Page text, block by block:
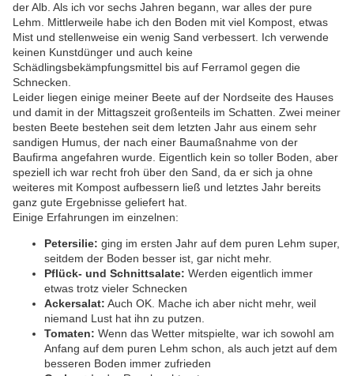
der Alb. Als ich vor sechs Jahren begann, war alles der pure
Lehm. Mittlerweile habe ich den Boden mit viel Kompost, etwas
Mist und stellenweise ein wenig Sand verbessert. Ich verwende
keinen Kunstdünger und auch keine
Schädlingsbekämpfungsmittel bis auf Ferramol gegen die
Schnecken.
Leider liegen einige meiner Beete auf der Nordseite des Hauses
und damit in der Mittagszeit großenteils im Schatten. Zwei meiner
besten Beete bestehen seit dem letzten Jahr aus einem sehr
sandigen Humus, der nach einer Baumaßnahme von der
Baufirma angefahren wurde. Eigentlich kein so toller Boden, aber
speziell ich war recht froh über den Sand, da er sich ja ohne
weiteres mit Kompost aufbessern ließ und letztes Jahr bereits
ganz gute Ergebnisse geliefert hat.
Einige Erfahrungen im einzelnen:
Petersilie: ging im ersten Jahr auf dem puren Lehm super,
seitdem der Boden besser ist, gar nicht mehr.
Pflück- und Schnittsalate: Werden eigentlich immer
etwas trotz vieler Schnecken
Ackersalat: Auch OK. Mache ich aber nicht mehr, weil
niemand Lust hat ihn zu putzen.
Tomaten: Wenn das Wetter mitspielte, war ich sowohl am
Anfang auf dem puren Lehm schon, als auch jetzt auf dem
besseren Boden immer zufrieden